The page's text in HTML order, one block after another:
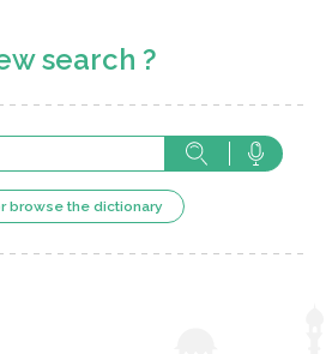
search ?
browse the dictionary